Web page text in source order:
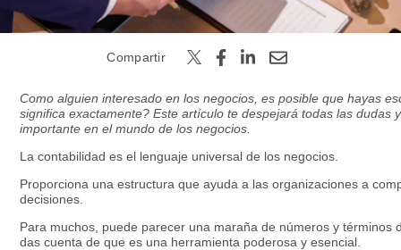
Compartir
Como alguien interesado en los negocios, es posible que hayas
significa exactamente? Este artículo te despejará todas las
importante en el mundo de los negocios.
La contabilidad es el lenguaje universal de los negocios.
Proporciona una estructura que ayuda a las organizaciones a
decisiones.
Para muchos, puede parecer una maraña de números y
das cuenta de que es una herramienta poderosa y esencial.